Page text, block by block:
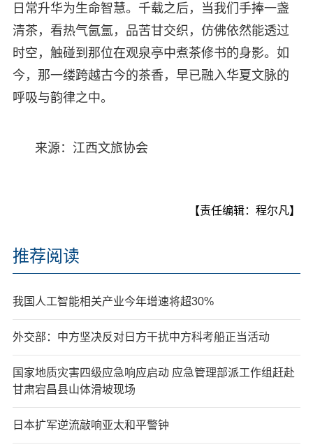
日常升华为生命智慧。千载之后，当我们手捧一盏
清茶，看热气氤氲，品苦甘交织，仿佛依然能透过
时空，触碰到那位在观泉亭中煮茶修书的身影。如
今，那一缕跨越古今的茶香，早已融入华夏文脉的
呼吸与韵律之中。
来源：江西文旅协会
【责任编辑：程尔凡】
推荐阅读
我国人工智能相关产业今年增速将超30%
外交部：中方坚决反对日方干扰中方科考船正当活动
国家地质灾害四级应急响应启动 应急管理部派工作组赶赴
甘肃宕昌县山体滑坡现场
日本扩军逆流敲响亚太和平警钟